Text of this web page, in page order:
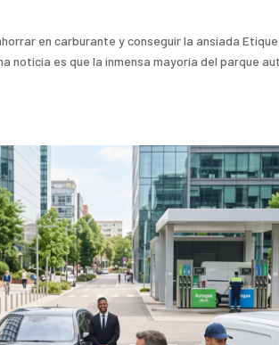
en carburante y conseguir la ansiada
noticia es que la inmensa mayoría del parque